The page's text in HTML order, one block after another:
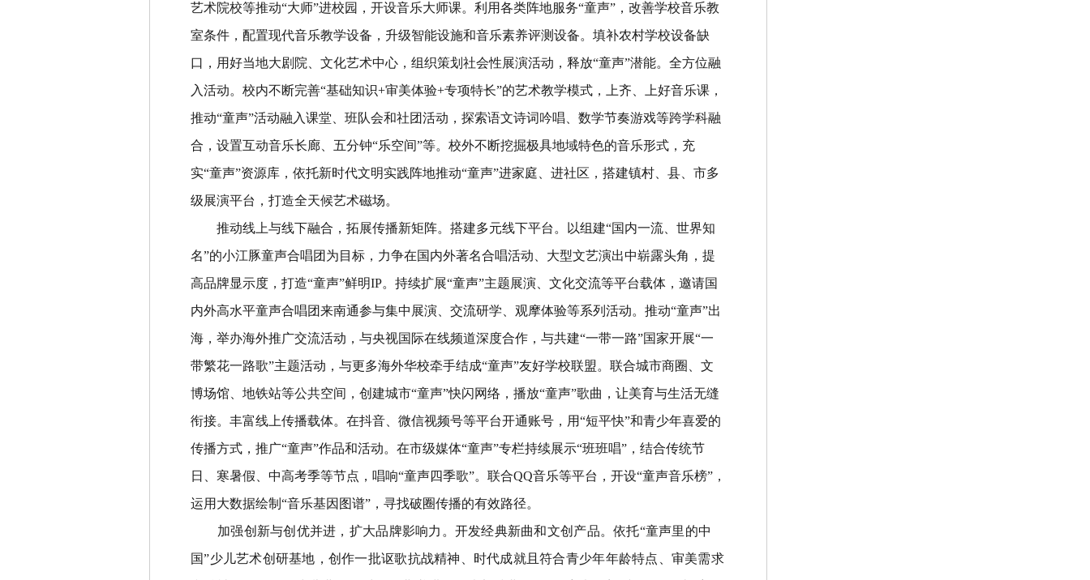
艺术院校等推动“大师”进校园，开设音乐大师课。利用各类阵地服务“童声” ，改善学校音乐教
室条件，配置现代音乐教学设备，升级智能设施和音乐素养评测设备。填补农村学校设备缺
口，用好当地大剧院、文化艺术中心，组织策划社会性展演活动，释放“童声”潜能。全方位融
入活动。校内不断完善“基础知识+审美体验+专项特长”的艺术教学模式，上齐、上好音乐课，
推动“童声”活动融入课堂、班队会和社团活动，探索语文诗词吟唱、数学节奏游戏等跨学科融
合，设置互动音乐长廊、五分钟“乐空间”等。校外不断挖掘极具地域特色的音乐形式，充
实“童声”资源库，依托新时代文明实践阵地推动“童声”进家庭、进社区，搭建镇村、县、市多
级展演平台，打造全天候艺术磁场。
推动线上与线下融合，拓展传播新矩阵。 搭建多元线下平台。以组建“国内一流、世界知
名”的小江豚童声合唱团为目标，力争在国内外著名合唱活动、大型文艺演出中崭露头角，提
高品牌显示度，打造“童声”鲜明IP。持续扩展“童声”主题展演、文化交流等平台载体，邀请国
内外高水平童声合唱团来南通参与集中展演、交流研学、观摩体验等系列活动。推动“童声”出
海，举办海外推广交流活动，与央视国际在线频道深度合作，与共建“一带一路”国家开展“一
带繁花一路歌”主题活动，与更多海外华校牵手结成“童声”友好学校联盟。联合城市商圈、文
博场馆、地铁站等公共空间，创建城市“童声”快闪网络，播放“童声”歌曲，让美育与生活无缝
衔接。丰富线上传播载体。在抖音、微信视频号等平台开通账号，用“短平快”和青少年喜爱的
传播方式，推广“童声”作品和活动。在市级媒体“童声”专栏持续展示“班班唱” ，结合传统节
日、寒暑假、中高考季等节点，唱响“童声四季歌”。联合QQ音乐等平台，开设“童声音乐榜” ，
运用大数据绘制 “音乐基因图谱” ，寻找破圈传播的有效路径。
加强创新与创优并进，扩大品牌影响力。 开发经典新曲和文创产品。依托“童声里的中
国”少儿艺术创研基地，创作一批讴歌抗战精神、时代成就且符合青少年年龄特点、审美需求